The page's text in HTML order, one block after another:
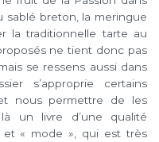
sablé breton, la meringue
la traditionnelle tarte au
ne tient donc pas
se ressens aussi dans
s’approprie certains
nous permettre de les
un livre d’une qualité
et « mode », qui est très